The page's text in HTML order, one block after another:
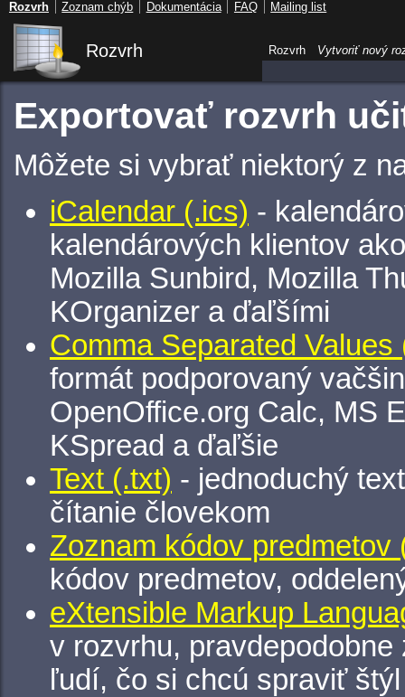
Rozvrh
Exportovať rozvrh
Môžete si vybrať niektorý z
iCalendar (.ics) -
kalendárových klientov
Mozilla Sunbird, Mozilla
KOrganizer a ďaľšími
Comma Separated Values
formát podporovaný
OpenOffice.org Calc, MS
KSpread a ďaľšie
Text (.txt) - jednoduchý
čítanie človekom
Zoznam kódov predmetov
kódov predmetov,
eXtensible Markup
v rozvrhu,
ľudí, čo si chcú spraviť
Rozvrh Vytvoriť nový
Rozvrh Zoznam chýb Dokumentácia FAQ Mailing list